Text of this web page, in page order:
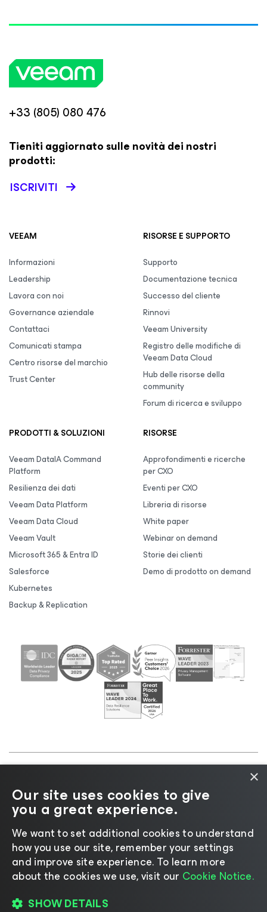
+33 (805) 080 476
Tieniti aggiornato sulle novità dei nostri
prodotti:
ISCRIVITI
VEEAM
Informazioni
Leadership
Lavora con noi
Governance aziendale
Contattaci
Comunicati stampa
Centro risorse del marchio
Trust Center
RISORSE E SUPPORTO
Supporto
Documentazione tecnica
Successo del cliente
Rinnovi
Veeam University
Registro delle modifiche di
Veeam Data Cloud
Hub delle risorse della
community
Forum di ricerca e sviluppo
PRODOTTI & SOLUZIONI
Veeam DataIA Command
Platform
Resilienza dei dati
Veeam Data Platform
Veeam Data Cloud
Veeam Vault
Microsoft 365 & Entra ID
Salesforce
Kubernetes
Backup & Replication
RISORSE
Approfondimenti e ricerche
per CXO
Eventi per CXO
Libreria di risorse
White paper
Webinar on demand
Storie dei clienti
Demo di prodotto on demand
Informativa sulla privacy
|Informativa sui cookie|Informazioni legali
di licenza|Risorse del fornitore
Cambia lingua
×
Our site uses cookies to give
you a great experience.
We want to set additional cookies to understand
how you use our site, remember your settings
and improve site experience. ​To learn more
about the cookies we use, visit our Cookie Notice.
SHOW DETAILS